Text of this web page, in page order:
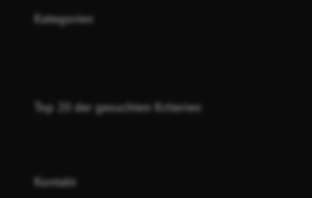
Kategorien
Top 20 der gesuchten Kriterien
Kontakt